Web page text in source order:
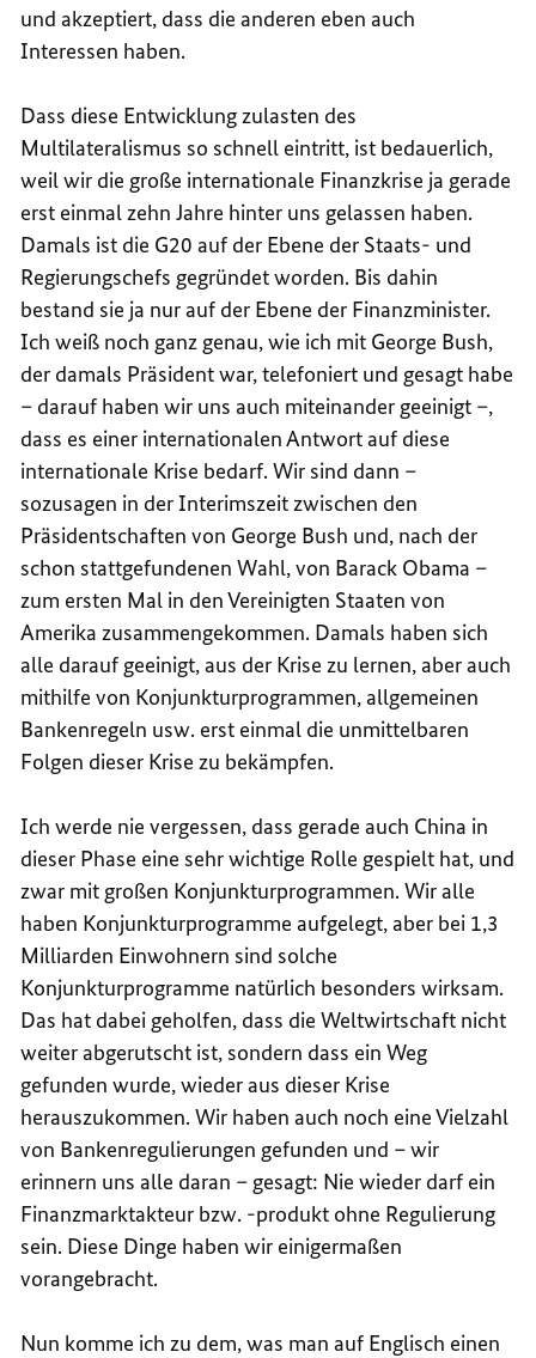
und akzeptiert, dass die anderen eben auch
Interessen haben.
Dass diese Entwicklung zulasten des
Multilateralismus so schnell eintritt, ist bedauerlich,
weil wir die große internationale Finanzkrise ja gerade
erst einmal zehn Jahre hinter uns gelassen haben.
Damals ist die G20 auf der Ebene der Staats- und
Regierungschefs gegründet worden. Bis dahin
bestand sie ja nur auf der Ebene der Finanzminister.
Ich weiß noch ganz genau, wie ich mit George Bush,
der damals Präsident war, telefoniert und gesagt habe
– darauf haben wir uns auch miteinander geeinigt –,
dass es einer internationalen Antwort auf diese
internationale Krise bedarf. Wir sind dann –
sozusagen in der Interimszeit zwischen den
Präsidentschaften von George Bush und, nach der
schon stattgefundenen Wahl, von Barack Obama –
zum ersten Mal in den Vereinigten Staaten von
Amerika zusammengekommen. Damals haben sich
alle darauf geeinigt, aus der Krise zu lernen, aber auch
mithilfe von Konjunkturprogrammen, allgemeinen
Bankenregeln usw. erst einmal die unmittelbaren
Folgen dieser Krise zu bekämpfen.
Ich werde nie vergessen, dass gerade auch China in
dieser Phase eine sehr wichtige Rolle gespielt hat, und
zwar mit großen Konjunkturprogrammen. Wir alle
haben Konjunkturprogramme aufgelegt, aber bei 1,3
Milliarden Einwohnern sind solche
Konjunkturprogramme natürlich besonders wirksam.
Das hat dabei geholfen, dass die Weltwirtschaft nicht
weiter abgerutscht ist, sondern dass ein Weg
gefunden wurde, wieder aus dieser Krise
herauszukommen. Wir haben auch noch eine Vielzahl
von Bankenregulierungen gefunden und – wir
erinnern uns alle daran – gesagt: Nie wieder darf ein
Finanzmarktakteur bzw. -produkt ohne Regulierung
sein. Diese Dinge haben wir einigermaßen
vorangebracht.
Nun komme ich zu dem, was man auf Englisch einen